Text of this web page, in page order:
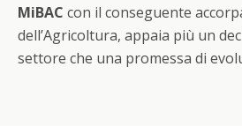
MiBAC con il conseguente
dell’Agricoltura, appaia più un
settore che una promessa di